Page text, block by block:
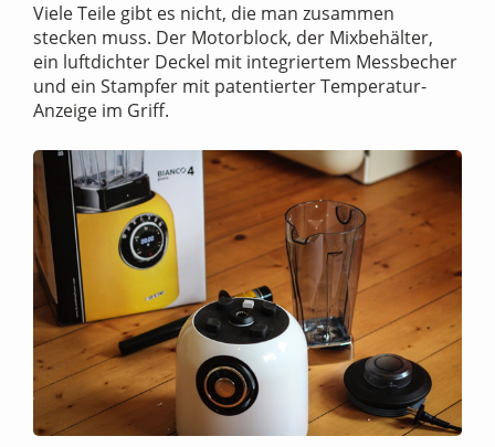
Viele Teile gibt es nicht, die man zusammen
stecken muss. Der Motorblock, der Mixbehälter,
ein luftdichter Deckel mit integriertem Messbecher
und ein Stampfer mit patentierter Temperatur-
Anzeige im Griff.